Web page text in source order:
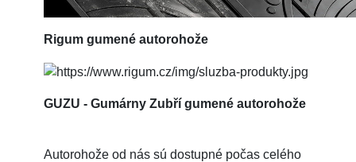
Rigum gumené autorohože
GUZU - Gumárny Zubří gumené autorohože
Autorohože od nás sú dostupné počas celého